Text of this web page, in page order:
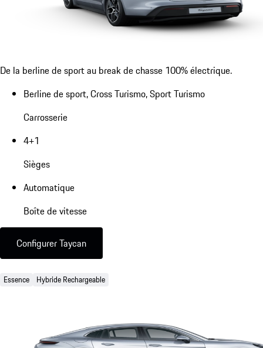
De la berline de sport au break de chasse 100% électrique.
Berline de sport, Cross Turismo, Sport Turismo
Carrosserie
4+1
Sièges
Automatique
Boîte de vitesse
Configurer Taycan
Essence Hybride Rechargeable